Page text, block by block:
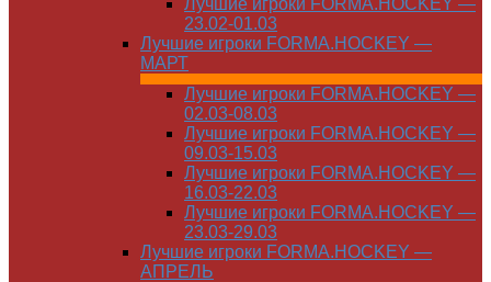
Лучшие игроки FORMA.HOCKEY —
23.02-01.03
Лучшие игроки FORMA.HOCKEY —
МАРТ
Лучшие игроки FORMA.HOCKEY —
02.03-08.03
Лучшие игроки FORMA.HOCKEY —
09.03-15.03
Лучшие игроки FORMA.HOCKEY —
16.03-22.03
Лучшие игроки FORMA.HOCKEY —
23.03-29.03
Лучшие игроки FORMA.HOCKEY —
АПРЕЛЬ